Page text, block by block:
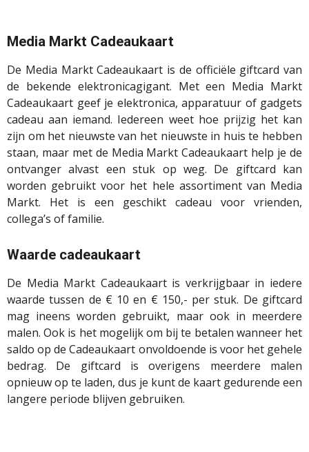
Media Markt Cadeaukaart
De Media Markt Cadeaukaart is de officiële giftcard van
de bekende elektronicagigant. Met een Media Markt
Cadeaukaart geef je elektronica, apparatuur of gadgets
cadeau aan iemand. Iedereen weet hoe prijzig het kan
zijn om het nieuwste van het nieuwste in huis te hebben
staan, maar met de Media Markt Cadeaukaart help je de
ontvanger alvast een stuk op weg. De giftcard kan
worden gebruikt voor het hele assortiment van Media
Markt. Het is een geschikt cadeau voor vrienden,
collega’s of familie.
Waarde cadeaukaart
De Media Markt Cadeaukaart is verkrijgbaar in iedere
waarde tussen de € 10 en € 150,- per stuk. De giftcard
mag ineens worden gebruikt, maar ook in meerdere
malen. Ook is het mogelijk om bij te betalen wanneer het
saldo op de Cadeaukaart onvoldoende is voor het gehele
bedrag. De giftcard is overigens meerdere malen
opnieuw op te laden, dus je kunt de kaart gedurende een
langere periode blijven gebruiken.